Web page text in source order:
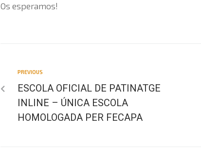
Os esperamos!
PREVIOUS
ESCOLA OFICIAL DE PATINATGE
INLINE – ÚNICA ESCOLA
HOMOLOGADA PER FECAPA